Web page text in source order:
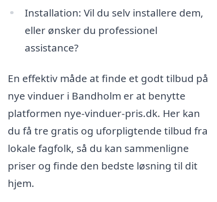
Installation: Vil du selv installere dem,
eller ønsker du professionel
assistance?
En effektiv måde at finde et godt tilbud på
nye vinduer i Bandholm er at benytte
platformen nye-vinduer-pris.dk. Her kan
du få tre gratis og uforpligtende tilbud fra
lokale fagfolk, så du kan sammenligne
priser og finde den bedste løsning til dit
hjem.